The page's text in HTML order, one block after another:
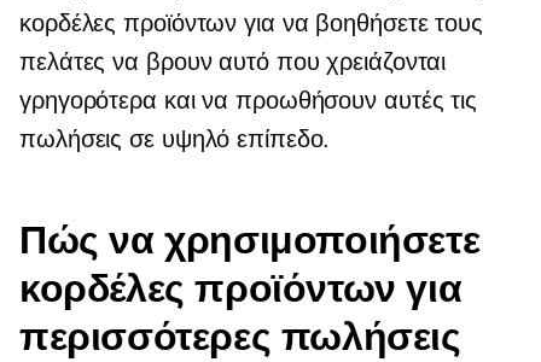
κορδέλες προϊόντων για να βοηθήσετε τους
πελάτες να βρουν αυτό που χρειάζονται
γρηγορότερα και να προωθήσουν αυτές τις
πωλήσεις σε υψηλό επίπεδο.
Πώς να χρησιμοποιήσετε
κορδέλες προϊόντων για
περισσότερες πωλήσεις